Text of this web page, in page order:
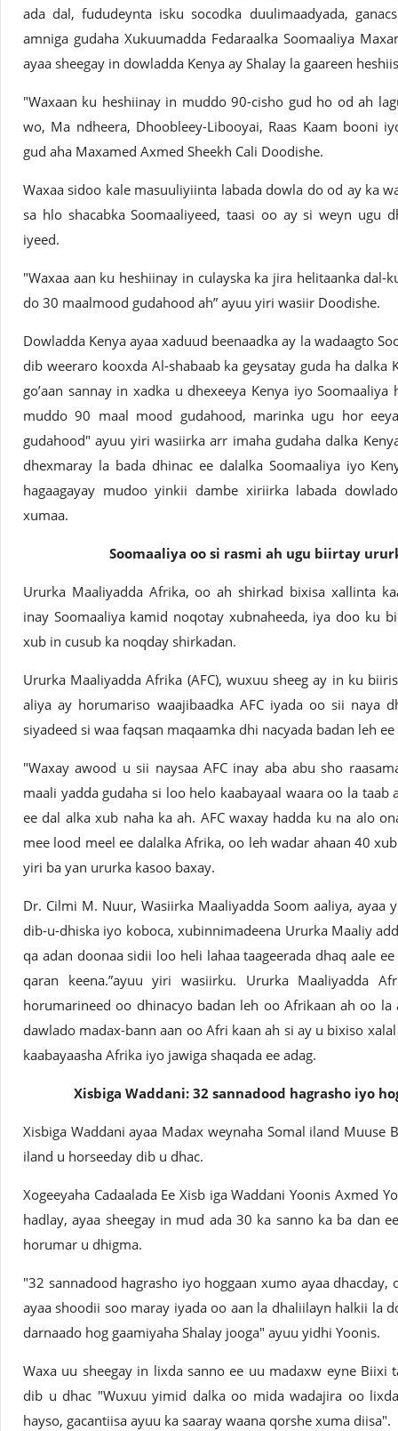
ada dal, fududeynta isku socodka duulimaadyada,
amniga gudaha Xukuumadda Fedaraalka Soomaaliya
ayaa sheegay in dowladda Kenya ay Shalay la gaareen
"Waxaan ku heshiinay in muddo 90-cisho gud ho od ah
wo, Ma ndheera, Dhoobleey-Libooyai, Raas Kaam booni
gud aha Maxamed Axmed Sheekh Cali Doodishe.
Waxaa sidoo kale masuuliyiinta labada dowla do od ay ka
sa hlo shacabka Soomaaliyeed, taasi oo ay si weyn ugu
iyeed.
"Waxaa aan ku heshiinay in culayska ka jira helitaanka dal-
do 30 maalmood gudahood ah” ayuu yiri wasiir Doodishe.
Dowladda Kenya ayaa xaduud beenaadka ay la wadaagto
dib weeraro kooxda Al-shabaab ka geysatay guda ha dalka
go’aan sannay in xadka u dhexeeya Kenya iyo
muddo 90 maal mood gudahood, marinka ugu hor
gudahood" ayuu yiri wasiirka arr imaha gudaha dalka
dhexmaray la bada dhinac ee dalalka Soomaaliya iyo
hagaagayay mudoo yinkii dambe xiriirka labada
xumaa.
Soomaaliya oo si rasmi ah ugu biirtay
Ururka Maaliyadda Afrika, oo ah shirkad bixisa xallinta
inay Soomaaliya kamid noqotay xubnaheeda, iya doo ku
xub in cusub ka noqday shirkadan.
Ururka Maaliyadda Afrika (AFC), wuxuu sheeg ay in ku
aliya ay horumariso waajibaadka AFC iyada oo sii naya
siyadeed si waa faqsan maqaamka dhi nacyada badan leh
"Waxay awood u sii naysaa AFC inay aba abu sho
maali yadda gudaha si loo helo kaabayaal waara oo la
ee dal alka xub naha ka ah. AFC waxay hadda ku na alo
mee lood meel ee dalalka Afrika, oo leh wadar ahaan 40
yiri ba yan ururka kasoo baxay.
Dr. Cilmi M. Nuur, Wasiirka Maaliyadda Soom aaliya, ayaa
dib-u-dhiska iyo koboca, xubinnimadeena Ururka Maaliy
qa adan doonaa sidii loo heli lahaa taageerada dhaq aale
qaran keena.”ayuu yiri wasiirku. Ururka Maaliyadda
horumarineed oo dhinacyo badan leh oo Afrikaan ah oo la
dawlado madax-bann aan oo Afri kaan ah si ay u bixiso
kaabayaasha Afrika iyo jawiga shaqada ee adag.
Xisbiga Waddani: 32 sannadood hagrasho iyo
Xisbiga Waddani ayaa Madax weynaha Somal iland Muuse
iland u horseeday dib u dhac.
Xogeeyaha Cadaalada Ee Xisb iga Waddani Yoonis Axmed
hadlay, ayaa sheegay in mud ada 30 ka sanno ka ba dan
horumar u dhigma.
"32 sannadood hagrasho iyo hoggaan xumo ayaa dhacday,
ayaa shoodii soo maray iyada oo aan la dhaliilayn halkii la
darnaado hog gaamiyaha Shalay jooga" ayuu yidhi Yoonis.
Waxa uu sheegay in lixda sanno ee uu madaxw eyne Biixi
dib u dhac "Wuxuu yimid dalka oo mida wadajira oo
hayso, gacantiisa ayuu ka saaray waana qorshe xuma diisa".